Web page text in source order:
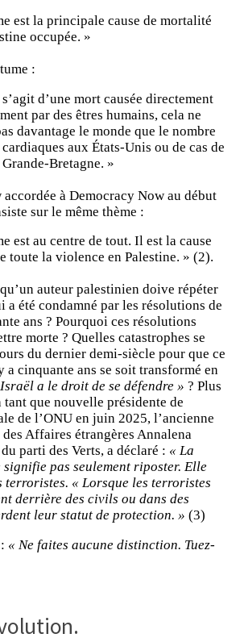
est la principale cause de mortalité
occupée. »
:
d’une mort causée directement
par des êtres humains, cela ne
davantage le monde que le nombre
aux États-Unis ou de cas de
Bretagne. »
à Democracy Now au début
sur le même thème :
est au centre de tout. Il est la cause
toute la violence en Palestine. » (2).
auteur palestinien doive répéter
a été condamné par les résolutions de
ans ? Pourquoi ces résolutions
morte ? Quelles catastrophes se
du dernier demi-siècle pour que ce
cinquante ans se soit transformé en
a le droit de se défendre » ? Plus
que nouvelle présidente de
de l’ONU en juin 2025, l’ancienne
Affaires étrangères Annalena
parti des Verts, a déclaré : « La
signifie pas seulement riposter. Elle
« Lorsque les terroristes
derrière des civils ou dans des
leur statut de protection. » (3)
« Ne faites aucune distinction. Tuez-